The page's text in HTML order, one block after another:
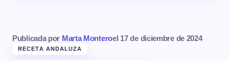
Publicada por Marta Monteroel 17 de diciembre de 2024
RECETA ANDALUZA